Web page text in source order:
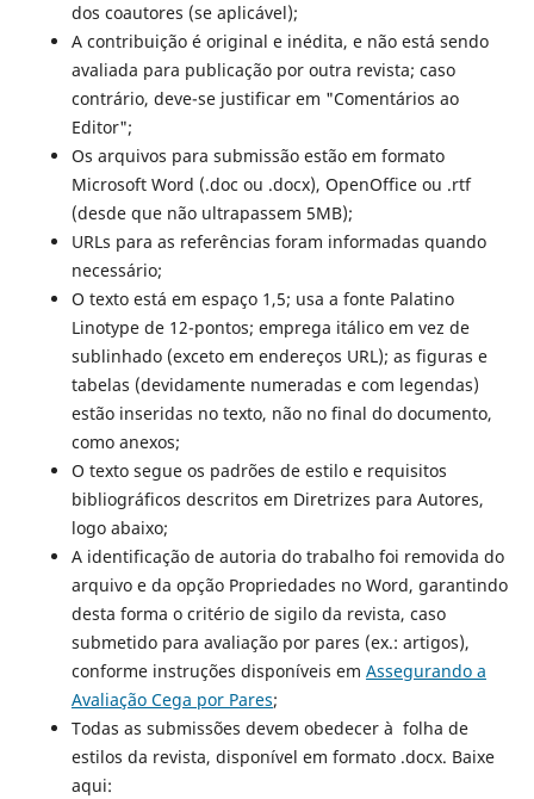
dos coautores (se aplicável);
A contribuição é original e inédita, e não está sendo
avaliada para publicação por outra revista; caso
contrário, deve-se justificar em "Comentários ao
Editor";
Os arquivos para submissão estão em formato
Microsoft Word (.doc ou .docx), OpenOffice ou .rtf
(desde que não ultrapassem 5MB);
URLs para as referências foram informadas quando
necessário;
O texto está em espaço 1,5; usa a fonte Palatino
Linotype de 12-pontos; emprega itálico em vez de
sublinhado (exceto em endereços URL); as figuras e
tabelas (devidamente numeradas e com legendas)
estão inseridas no texto, não no final do documento,
como anexos;
O texto segue os padrões de estilo e requisitos
bibliográficos descritos em Diretrizes para Autores,
logo abaixo;
A identificação de autoria do trabalho foi removida do
arquivo e da opção Propriedades no Word, garantindo
desta forma o critério de sigilo da revista, caso
submetido para avaliação por pares (ex.: artigos),
conforme instruções disponíveis em Assegurando a
Avaliação Cega por Pares;
Todas as submissões devem obedecer à folha de
estilos da revista, disponível em formato .docx. Baixe
aqui: